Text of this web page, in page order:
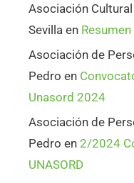
Asociación
Sevilla en
Asociación de
Pedro en
Unasord 2024
Asociación de
Pedro en 2/2024
UNASORD